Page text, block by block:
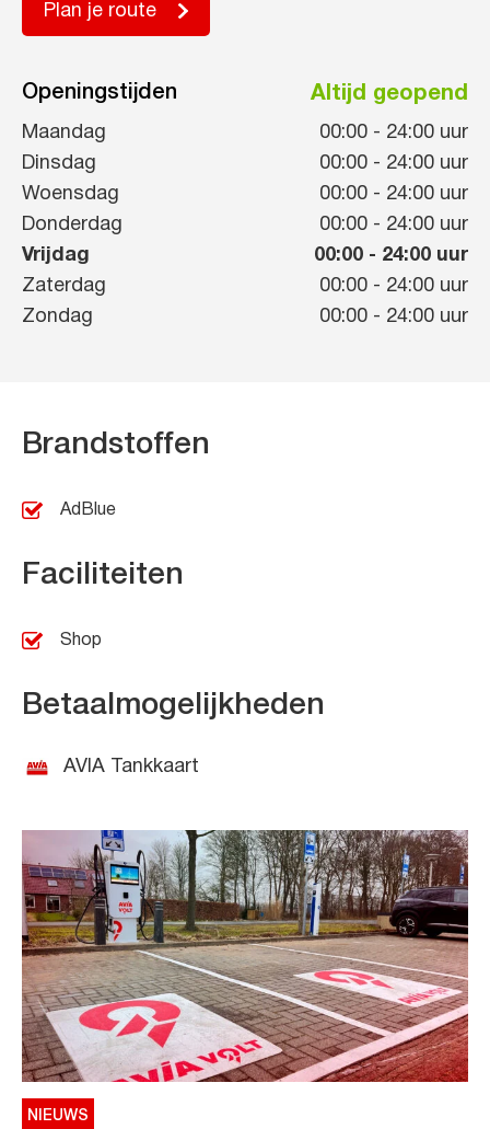
Plan je route
Openingstijden Altijd geopend
Maandag 00:00 - 24:00 uur
Dinsdag
00:00 - 24:00 uur
Woensdag
00:00 - 24:00 uur
Donderdag
00:00 - 24:00 uur
Vrijdag
00:00 - 24:00 uur
Zaterdag
00:00 - 24:00 uur
Zondag
00:00 - 24:00 uur
Brandstoffen
AdBlue
Faciliteiten
Shop
Betaalmogelijkheden
AVIA Tankkaart
NIEUWS